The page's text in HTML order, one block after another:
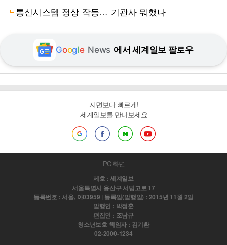
통신시스템 정상 작동… 기관사 뭐했나
Google News 에서 세계일보 팔로우
지면보다 빠르게!
세계일보를 만나보세요
PC 화면
제호 : 세계일보
서울특별시 용산구 서빙고로 17
등록번호 : 서울, 아03959 | 등록일(발행일) : 2015년 11월 2일
발행인 : 박정훈
편집인 : 조남규
청소년보호 책임자 : 김기환
02-2000-1234